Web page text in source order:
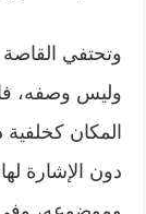
وتحتفي القاصة
وليس وصفه،
المكان
دون الإشارة